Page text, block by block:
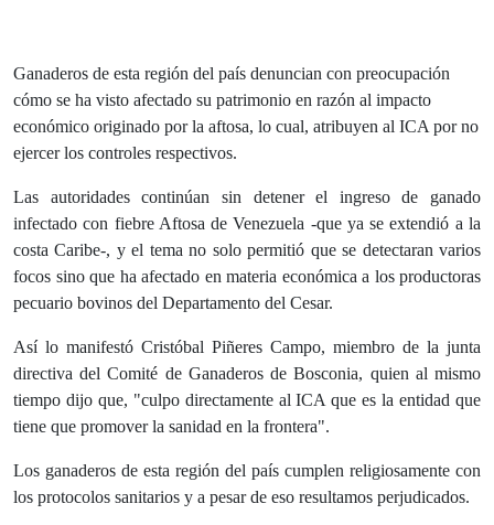
Ganaderos de esta región del país denuncian con preocupación
cómo se ha visto afectado su patrimonio en razón al impacto
económico originado por la aftosa, lo cual, atribuyen al ICA por no
ejercer los controles respectivos.
Las autoridades continúan sin detener el ingreso de ganado
infectado con fiebre Aftosa de Venezuela -que ya se extendió a la
costa Caribe-, y el tema no solo permitió que se detectaran varios
focos sino que ha afectado en materia económica a los productoras
pecuario bovinos del Departamento del Cesar.
Así lo manifestó Cristóbal Piñeres Campo, miembro de la junta
directiva del Comité de Ganaderos de Bosconia, quien al mismo
tiempo dijo que, "culpo directamente al ICA que es la entidad que
tiene que promover la sanidad en la frontera".
Los ganaderos de esta región del país cumplen religiosamente con
los protocolos sanitarios y a pesar de eso resultamos perjudicados.